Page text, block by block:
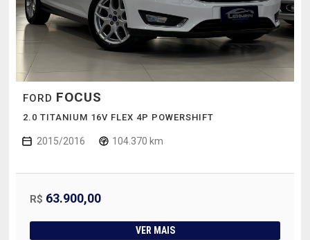
FORD FOCUS
2.0 TITANIUM 16V FLEX 4P POWERSHIFT
2015/2016 104.370 km
R$ 63.900,00
VER MAIS